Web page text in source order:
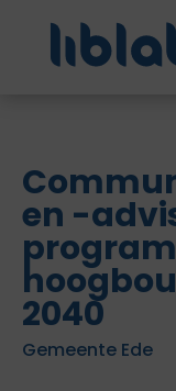
en -
2040
Gemeente Ede